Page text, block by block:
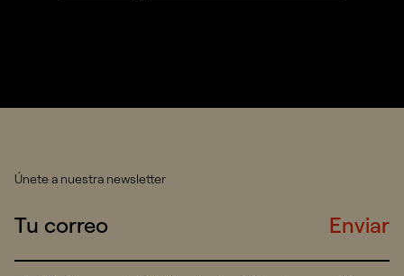
Únete a nuestra newsletter
Enviar